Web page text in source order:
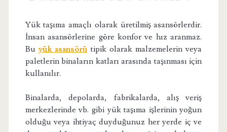
Yük taşıma amaçlı olarak üretilmiş asansörlerdir.
İnsan asansörlerine göre konfor ve hız aranmaz.
Buyük asansörü tipik olarak malzemelerin veya
paletlerin binaların katları arasında taşınması için
kullanılır.
Binalarda, depolarda, fabrikalarda, alış veriş
merkezlerinde vb. gibi yük taşıma işlerinin yoğun
olduğu veya ihtiyaç duyduğunuz her yerde iç ve